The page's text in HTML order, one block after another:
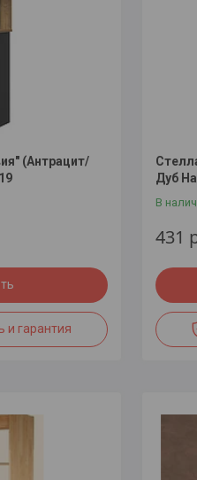
(Антрацит/
и гарантия
Дуб
В
431